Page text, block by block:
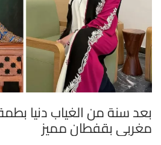
بعد سنة من الغياب دنيا
مغربي بقفطان مميز